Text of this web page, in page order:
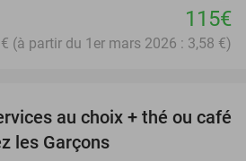
115€
(à partir du 1er mars 2026 : 3,58 €)
38%
au choix + thé ou café
les Garçons